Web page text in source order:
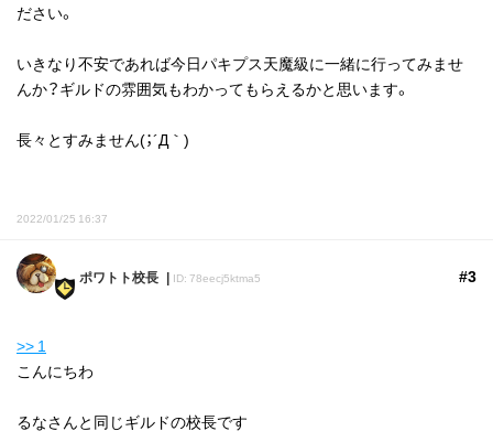
ださい。
いきなり不安であれば今日パキプス天魔級に一緒に行ってみませ
んか？ギルドの雰囲気もわかってもらえるかと思います。
長々とすみません(；´Д｀)
2022/01/25 16:37
ポワトト校長 ID: 78eecj5ktma5 #3
>> 1
こんにちわ
るなさんと同じギルドの校長です